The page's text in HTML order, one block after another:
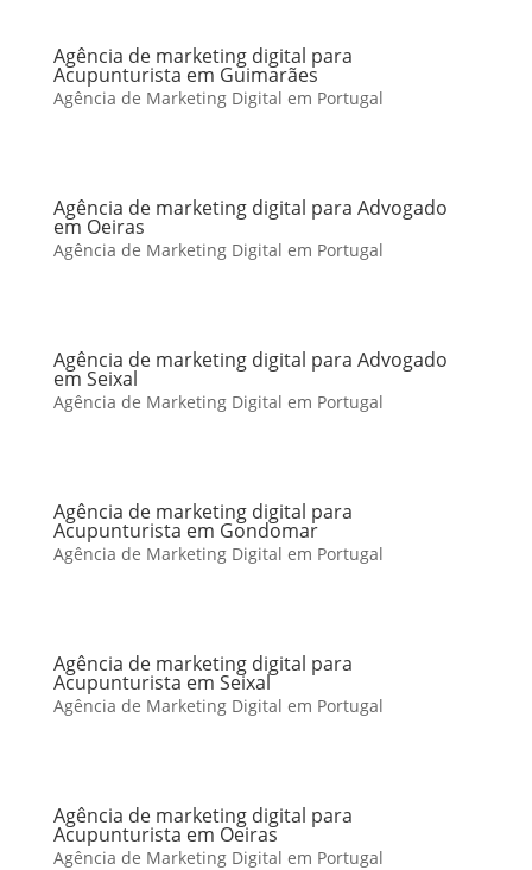
Agência de marketing digital para
Acupunturista em Guimarães
Agência de Marketing Digital em Portugal
Agência de marketing digital para Advogado
em Oeiras
Agência de Marketing Digital em Portugal
Agência de marketing digital para Advogado
em Seixal
Agência de Marketing Digital em Portugal
Agência de marketing digital para
Acupunturista em Gondomar
Agência de Marketing Digital em Portugal
Agência de marketing digital para
Acupunturista em Seixal
Agência de Marketing Digital em Portugal
Agência de marketing digital para
Acupunturista em Oeiras
Agência de Marketing Digital em Portugal